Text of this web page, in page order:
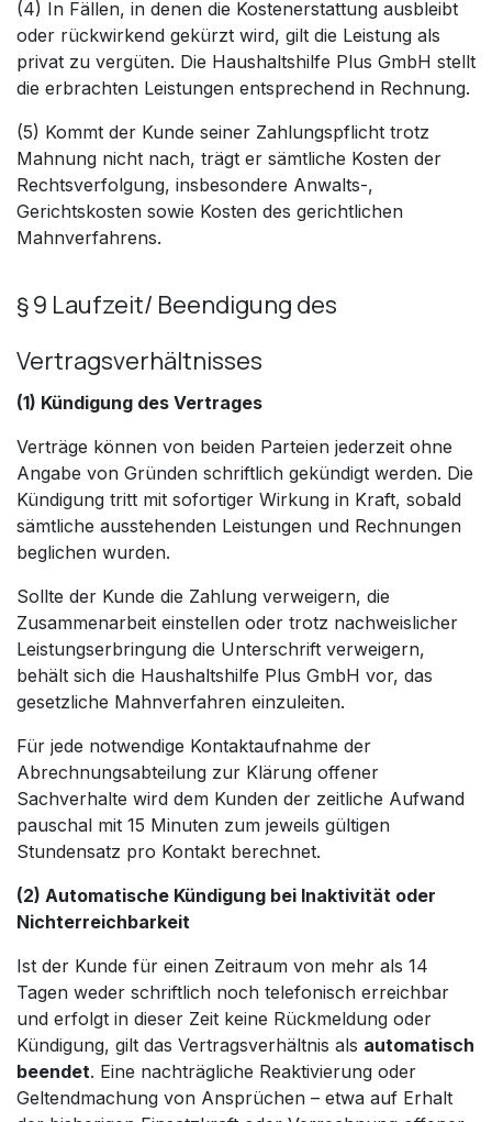
(4) In Fällen, in denen die Kostenerstattung ausbleibt
oder rückwirkend gekürzt wird, gilt die Leistung als
privat zu vergüten. Die Haushaltshilfe Plus GmbH stellt
die erbrachten Leistungen entsprechend in Rechnung.
(5) Kommt der Kunde seiner Zahlungspflicht trotz
Mahnung nicht nach, trägt er sämtliche Kosten der
Rechtsverfolgung, insbesondere Anwalts-,
Gerichtskosten sowie Kosten des gerichtlichen
Mahnverfahrens.
§ 9 Laufzeit/ Beendigung des
Vertragsverhältnisses
(1) Kündigung des Vertrages
Verträge können von beiden Parteien jederzeit ohne
Angabe von Gründen schriftlich gekündigt werden. Die
Kündigung tritt mit sofortiger Wirkung in Kraft, sobald
sämtliche ausstehenden Leistungen und Rechnungen
beglichen wurden.
Sollte der Kunde die Zahlung verweigern, die
Zusammenarbeit einstellen oder trotz nachweislicher
Leistungserbringung die Unterschrift verweigern,
behält sich die Haushaltshilfe Plus GmbH vor, das
gesetzliche Mahnverfahren einzuleiten.
Für jede notwendige Kontaktaufnahme der
Abrechnungsabteilung zur Klärung offener
Sachverhalte wird dem Kunden der zeitliche Aufwand
pauschal mit 15 Minuten zum jeweils gültigen
Stundensatz pro Kontakt berechnet.
(2) Automatische Kündigung bei Inaktivität oder
Nichterreichbarkeit
Ist der Kunde für einen Zeitraum von mehr als 14
Tagen weder schriftlich noch telefonisch erreichbar
und erfolgt in dieser Zeit keine Rückmeldung oder
Kündigung, gilt das Vertragsverhältnis als automatisch
beendet. Eine nachträgliche Reaktivierung oder
Geltendmachung von Ansprüchen – etwa auf Erhalt